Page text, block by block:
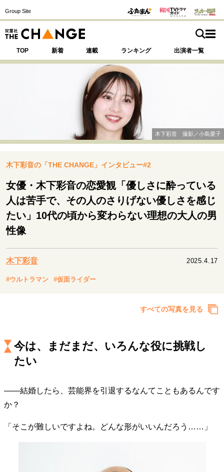
Group Site
TOP 新着 連載 ランキング 出演者一覧
注目の記事テーマで探す
運命を変えた出会い 決断の裏側
表現者の葛藤
人生が動いた日 10代の挫折と原点
キャリア・働き方
大人の学び直し
重圧との向き合い方 一流のルーティン
20代の現在地
木下彩音 撮影／小島愛子
木下彩音の「THE CHANGE」インタビュー#2
女優・木下彩音の恋愛観「優しさに酔っている
人は苦手で、その人のさりげない優しさを感じ
たい」10代の頃から変わらない理想の大人の男
性像
木下彩音 2025.4.17
#ウルトラマン #仮面ライダー
すべての写真を見る
今は、まだまだ、いろんな役に挑戦し
たい
――結婚したら、芸能界を引退するなんてこともあるんです
か？
「そこが難しいですよね。どんな形がいいんだろう……」